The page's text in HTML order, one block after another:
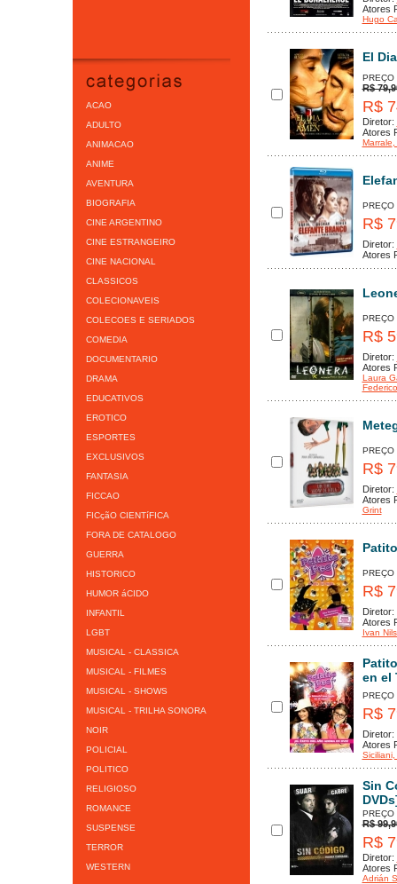
ACAO
ADULTO
ANIMACAO
ANIME
AVENTURA
BIOGRAFIA
CINE ARGENTINO
CINE ESTRANGEIRO
CINE NACIONAL
CLASSICOS
COLECIONAVEIS
COLECOES E SERIADOS
COMEDIA
DOCUMENTARIO
DRAMA
EDUCATIVOS
EROTICO
ESPORTES
EXCLUSIVOS
FANTASIA
FICCAO
FICçãO CIENTíFICA
FORA DE CATALOGO
GUERRA
HISTORICO
HUMOR áCIDO
INFANTIL
LGBT
MUSICAL - CLASSICA
MUSICAL - FILMES
MUSICAL - SHOWS
MUSICAL - TRILHA SONORA
NOIR
POLICIAL
POLITICO
RELIGIOSO
ROMANCE
SUSPENSE
TERROR
WESTERN
Atores
Hugo
El
PREÇO
R$
R$
Diretor:
Atores
Marrale
PREÇO
R$
Diretor:
Atores
PREÇO
R$
Diretor:
Atores
Laura
PREÇO
R$
Diretor:
Atores
Grint
PREÇO
R$
Diretor:
Atores
Ivan
en el
PREÇO
R$
Diretor:
Atores
Siciliani,
Sin
PREÇO
R$
R$
Diretor:
Atores
Adrián